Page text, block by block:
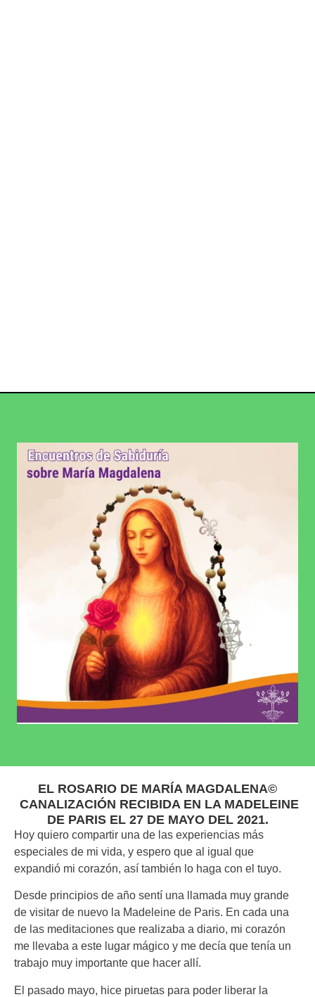
EL ROSARIO DE MARÍA MAGDALENA©
CANALIZACIÓN RECIBIDA EN LA MADELEINE
DE PARIS EL 27 DE MAYO DEL 2021.
Hoy quiero compartir una de las experiencias más
especiales de mi vida, y espero que al igual que
expandió mi corazón, así también lo haga con el tuyo.
Desde principios de año sentí una llamada muy grande
de visitar de nuevo la Madeleine de Paris. En cada una
de las meditaciones que realizaba a diario, mi corazón
me llevaba a este lugar mágico y me decía que tenía un
trabajo muy importante que hacer allí.
El pasado mayo, hice piruetas para poder liberar la